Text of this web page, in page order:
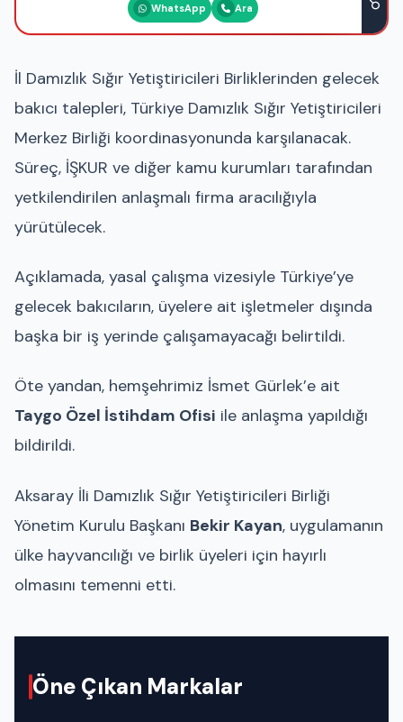
WhatsApp Ara
İl Damızlık Sığır Yetiştiricileri Birliklerinden gelecek
bakıcı talepleri, Türkiye Damızlık Sığır Yetiştiricileri
Merkez Birliği koordinasyonunda karşılanacak.
Süreç, İŞKUR ve diğer kamu kurumları tarafından
yetkilendirilen anlaşmalı firma aracılığıyla
yürütülecek.
Açıklamada, yasal çalışma vizesiyle Türkiye’ye
gelecek bakıcıların, üyelere ait işletmeler dışında
başka bir iş yerinde çalışamayacağı belirtildi.
Öte yandan, hemşehrimiz İsmet Gürlek’e ait
Taygo Özel İstihdam Ofisi ile anlaşma yapıldığı
bildirildi.
Aksaray İli Damızlık Sığır Yetiştiricileri Birliği
Yönetim Kurulu Başkanı Bekir Kayan, uygulamanın
ülke hayvancılığı ve birlik üyeleri için hayırlı
olmasını temenni etti.
Öne Çıkan Markalar